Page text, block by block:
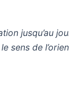
jusqu’au
sens de